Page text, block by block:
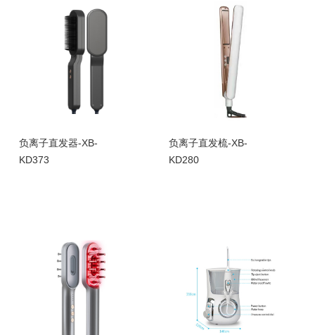
负离子直发器-XB-
KD373
负离子直发梳-XB-
KD280